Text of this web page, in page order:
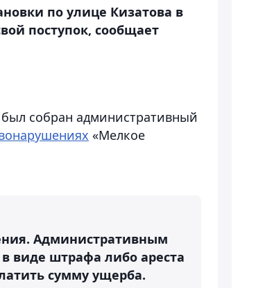
по улице Кизатова в
поступок, сообщает
собран административный
«Мелкое
Административным
виде штрафа либо ареста
сумму ущерба.